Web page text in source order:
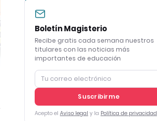
Boletín Magisterio
Recibe gratis cada semana nuestros
titulares con las noticias más
importantes de educación
Suscribirme
Acepto el Aviso legal y la Política de privacidad